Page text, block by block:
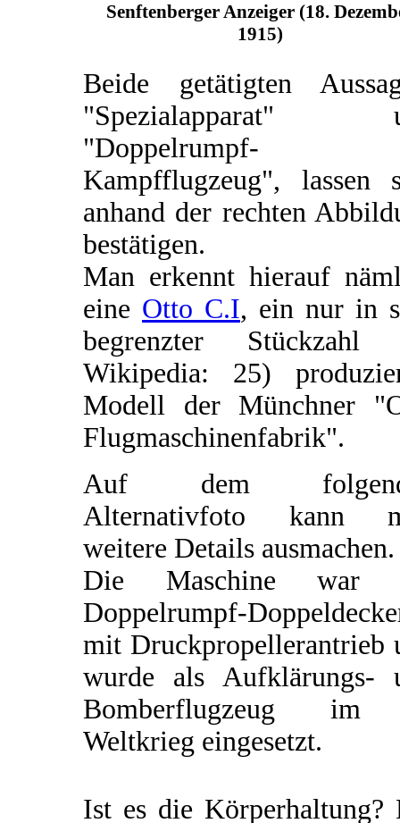
Senftenberger Anzeiger (18.
1915)
Beide getätigten
"Spezialapparat"
"Doppelrumpf-
Kampfflugzeug", lassen
anhand der rechten
bestätigen.
Man erkennt hierauf
eine Otto C.I, ein nur in
begrenzter Stückzahl
Wikipedia: 25)
Modell der Münchner
Flugmaschinenfabrik".
Auf dem
Alternativfoto kann
weitere Details ausmachen.
Die Maschine war
Doppelrumpf-
mit Druckpropellerantrieb
wurde als Aufklärungs-
Bomberflugzeug
Weltkrieg eingesetzt.
Ist es die Körperhaltung?